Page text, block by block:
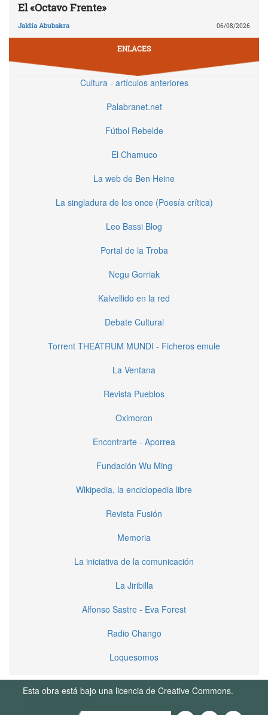
El «Octavo Frente»
Jaldía Abubakra 06/08/2026
ENLACES
Cultura - artículos anteriores
Palabranet.net
Fútbol Rebelde
El Chamuco
La web de Ben Heine
La singladura de los once (Poesía crítica)
Leo Bassi Blog
Portal de la Troba
Negu Gorriak
Kalvellido en la red
Debate Cultural
Torrent THEATRUM MUNDI - Ficheros emule
La Ventana
Revista Pueblos
Oximoron
Encontrarte - Aporrea
Fundación Wu Ming
Wikipedia, la enciclopedia libre
Revista Fusión
Memoria
La iniciativa de la comunicación
La Jiribilla
Alfonso Sastre - Eva Forest
Radio Chango
Loquesomos
Esta obra está bajo una licencia de Creative Commons.